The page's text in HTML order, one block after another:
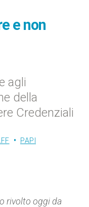
e non
agli
della
Credenziali
PAPI
rivolto oggi da